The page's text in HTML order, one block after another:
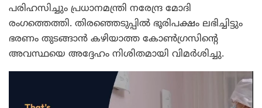
പരിഹസിച്ചും പ്രധാനമന്ത്രി നരേന്ദ്ര മോദി
രംഗത്തെത്തി. തിരഞ്ഞെടുപ്പിൽ ഭൂരിപക്ഷം ലഭിച്ചിട്ടും
ഭരണം തുടങ്ങാൻ കഴിയാത്ത കോൺഗ്രസിന്റെ
അവസ്ഥയെ അദ്ദേഹം നിശിതമായി വിമർശിച്ചു.